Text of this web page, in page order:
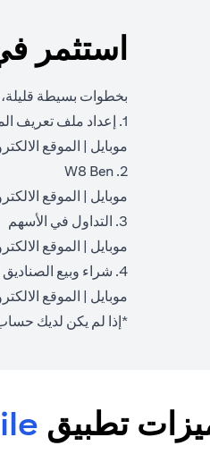
استثمر
بخطوات بسيطة قليلة،
1. إعداد ملف تعريف المستثمر
موبايل | الموقع
2. W8 Ben
موبايل | الموقع
3. التداول في الأسهم
موبايل | الموقع
4. شراء وبيع الصناديق المشتركة
موبايل | الموقع
*إذا لم يكن لديك
تطبيق